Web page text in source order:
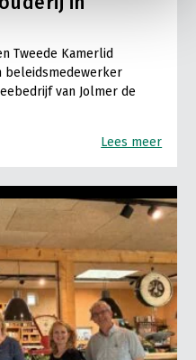
Tweede Kamerlid
beleidsmedewerker
van Jolmer de
Lees meer